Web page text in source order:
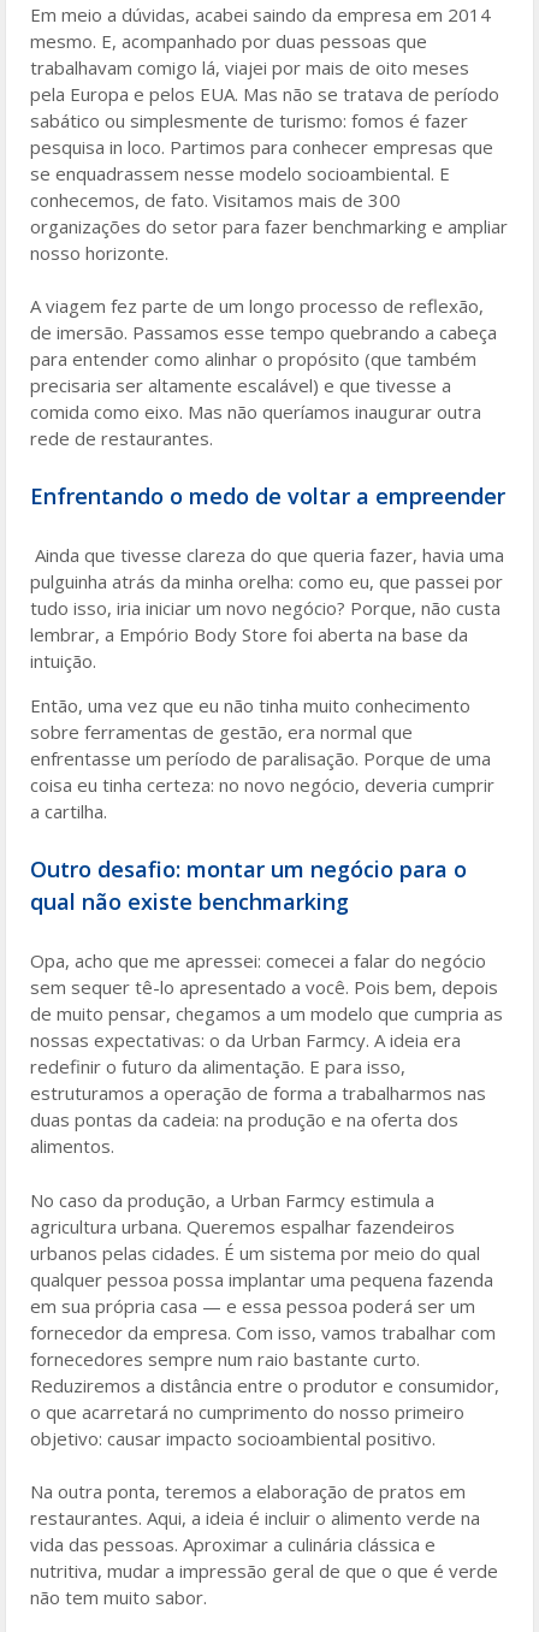
Em meio a dúvidas, acabei saindo da empresa em 2014
mesmo. E, acompanhado por duas pessoas que
trabalhavam comigo lá, viajei por mais de oito meses
pela Europa e pelos EUA. Mas não se tratava de período
sabático ou simplesmente de turismo: fomos é fazer
pesquisa in loco. Partimos para conhecer empresas que
se enquadrassem nesse modelo socioambiental. E
conhecemos, de fato. Visitamos mais de 300
organizações do setor para fazer benchmarking e ampliar
nosso horizonte.
A viagem fez parte de um longo processo de reflexão,
de imersão. Passamos esse tempo quebrando a cabeça
para entender como alinhar o propósito (que também
precisaria ser altamente escalável) e que tivesse a
comida como eixo. Mas não queríamos inaugurar outra
rede de restaurantes.
Enfrentando o medo de voltar a empreender
Ainda que tivesse clareza do que queria fazer, havia uma
pulguinha atrás da minha orelha: como eu, que passei por
tudo isso, iria iniciar um novo negócio? Porque, não custa
lembrar, a Empório Body Store foi aberta na base da
intuição.
Então, uma vez que eu não tinha muito conhecimento
sobre ferramentas de gestão, era normal que
enfrentasse um período de paralisação. Porque de uma
coisa eu tinha certeza: no novo negócio, deveria cumprir
a cartilha.
Outro desafio: montar um negócio para o
qual não existe benchmarking
Opa, acho que me apressei: comecei a falar do negócio
sem sequer tê-lo apresentado a você. Pois bem, depois
de muito pensar, chegamos a um modelo que cumpria as
nossas expectativas: o da Urban Farmcy. A ideia era
redefinir o futuro da alimentação. E para isso,
estruturamos a operação de forma a trabalharmos nas
duas pontas da cadeia: na produção e na oferta dos
alimentos.
No caso da produção, a Urban Farmcy estimula a
agricultura urbana. Queremos espalhar fazendeiros
urbanos pelas cidades. É um sistema por meio do qual
qualquer pessoa possa implantar uma pequena fazenda
em sua própria casa — e essa pessoa poderá ser um
fornecedor da empresa. Com isso, vamos trabalhar com
fornecedores sempre num raio bastante curto.
Reduziremos a distância entre o produtor e consumidor,
o que acarretará no cumprimento do nosso primeiro
objetivo: causar impacto socioambiental positivo.
Na outra ponta, teremos a elaboração de pratos em
restaurantes. Aqui, a ideia é incluir o alimento verde na
vida das pessoas. Aproximar a culinária clássica e
nutritiva, mudar a impressão geral de que o que é verde
não tem muito sabor.